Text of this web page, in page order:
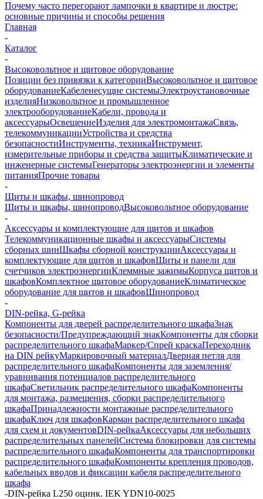
Почему часто перегорают лампочки в квартире и люстре:
основные причины и способы решения
Главная
-
Каталог
-
Высоковольтное и щитовое оборудование
Позиции без привязки к категорииВысоковольтное и щитовое
оборудованиеКабеленесущие системыЭлектроустановочные
изделияНизковольтное и промышленное
электрооборудованиеКабели, провода и
аксессуарыОсвещениеИзделия для электромонтажаСвязь,
телекоммуникацииУстройства и средства
безопасностиИнструменты, техникаИнструмент,
измерительные приборы и средства защитыКлиматические и
инженерные системыГенераторы электроэнергии и элементы
питанияПрочие товары
-
Щиты и шкафы, шинопровод
Щиты и шкафы, шинопроводВысоковольтное оборудование
-
Аксессуары и комплектующие для щитов и шкафов
Телекоммуникационные шкафы и аксессуарыСистемы
сборных шинШкафы сборной конструкцииАксессуары и
комплектующие для щитов и шкафовЩиты и панели для
счетчиков электроэнергииКлеммные зажимыКорпуса щитов и
шкафовКомплектное щитовое оборудованиеКлиматическое
оборудование для щитов и шкафовШинопровод
-
DIN-рейка, G-рейка
Компоненты для дверей распределительного шкафаЗнак
безопасности/Предупреждающий знакКомпоненты для сборки
распределительного шкафаМаркер/Спрей краскаПереходник
на DIN рейкуМаркировочный материалДверная петля для
распределительного шкафаКомпоненты для заземления/
уравнивания потенциалов распределительного
шкафаСветильник распределительного шкафаКомпоненты
для монтажа, размещения, сборки распределительного
шкафаПринадлежности монтажные распределительного
шкафаКлюч для шкафовКарман распределительного шкафа
для схем и документовDIN-рейкаАксессуары для небольших
распределительных панелейСистема блокировки для системы
распределительного шкафаКомпоненты для транспортировки
распределительного шкафаКомпоненты крепления проводов,
кабельных вводов и фиксации кабеля распределительного
шкафа
-DIN-рейка L250 оцинк. IEK YDN10-0025